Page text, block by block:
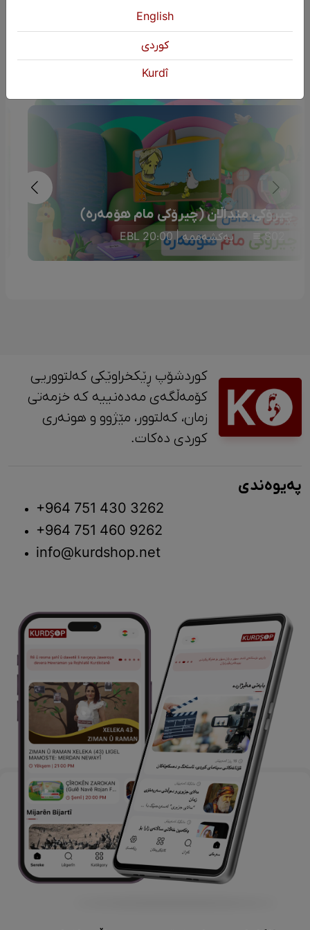
دوایین بەرنامە
چیرۆکی منداڵان (چیرۆکی مام هۆمەرە)
S02 یەکشەممە | 20:00 EBL
کوردشۆپ ڕێکخراوێکی کەلتووریی
کۆمەڵگەی مەدەنییە کە خزمەتی
زمان، کەلتوور، مێژوو و ‎هونەری
کوردی دەکات.
پەیوەندی
+964 751 430 3262
+964 751 460 9262
info@kurdshop.net
English
كوردی
Kurdî